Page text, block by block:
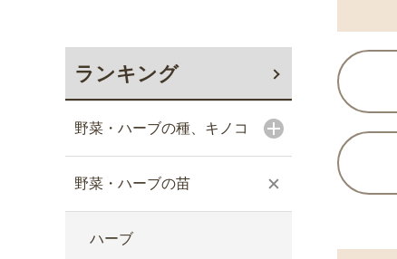
ランキング
野菜・ハーブの種、キノコ
野菜・ハーブの苗
ハーブ